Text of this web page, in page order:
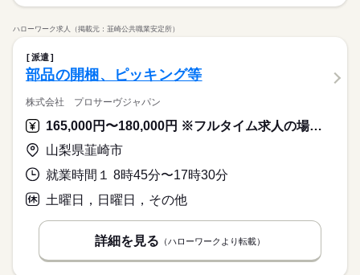
ハローワーク求人（掲載元：韮崎公共職業安定所）
派遣
部品の開梱、ピッキング等
株式会社 プロサーヴジャパン
165,000円〜180,000円 ※フルタイム求人の場合は月額（換算額）、パート求人の場合は時間額を表示しています。
山梨県韮崎市
就業時間１ 8時45分〜17時30分
土曜日，日曜日，その他
詳細を見る （ハローワークより転載）